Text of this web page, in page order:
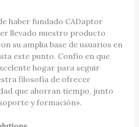
haber fundado CADaptor
llevado nuestro producto
su amplia base de usuarios en
este punto. Confío en que
hogar para seguir
filosofía de ofrecer
que ahorran tiempo, junto
y formación».